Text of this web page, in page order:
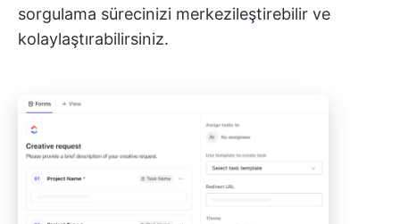
sorgulama sürecinizi merkezileştirebilir ve
kolaylaştırabilirsiniz.